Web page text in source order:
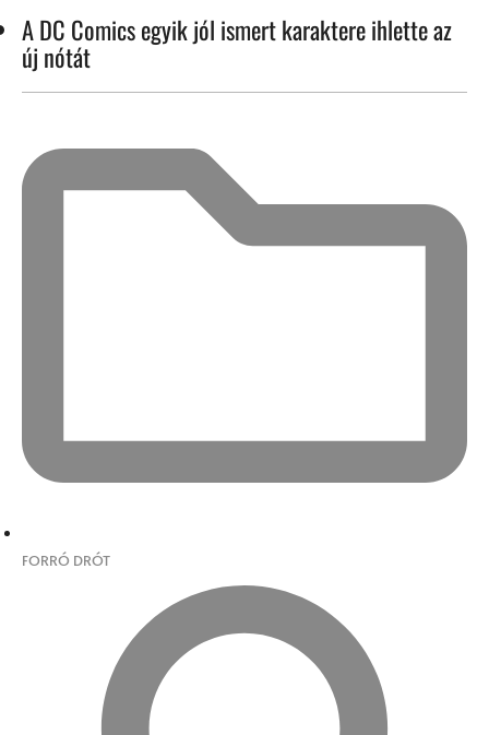
A DC Comics egyik jól ismert karaktere ihlette az
új nótát
FORRÓ DRÓT